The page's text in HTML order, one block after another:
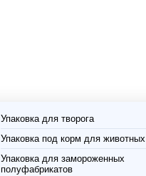
Упаковка для творога
Упаковка под корм для животных
Упаковка для замороженных
полуфабрикатов